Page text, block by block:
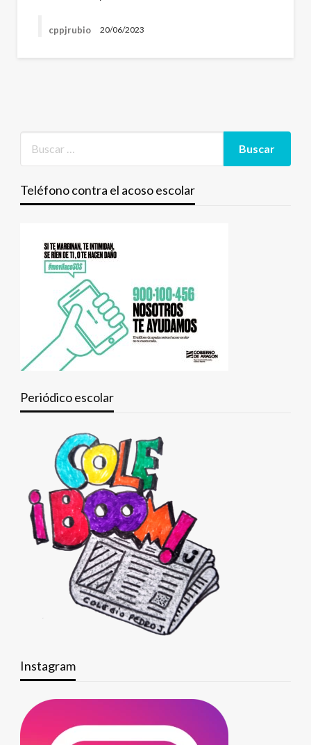
cppjrubio 20/06/2023
Teléfono contra el acoso escolar
Periódico escolar
Instagram